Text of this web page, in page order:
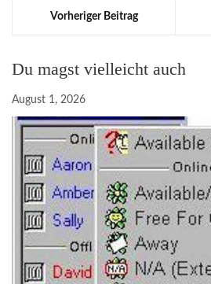
Vorheriger Beitrag
Du magst vielleicht auch
August 1, 2026